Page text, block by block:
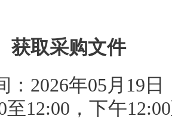
获取采购文件
：2026年05月19
至12:00，下午